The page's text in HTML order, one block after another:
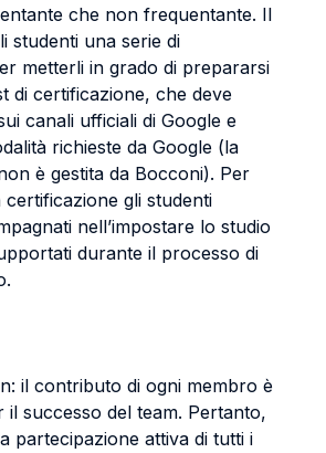
che non frequentante. Il
studenti una serie di
metterli in grado di prepararsi
di certificazione, che deve
canali ufficiali di Google e
richieste da Google (la
è gestita da Bocconi). Per
gli studenti
nell’impostare lo studio
durante il processo di
il contributo di ogni membro è
il successo del team. Pertanto,
partecipazione attiva di tutti i